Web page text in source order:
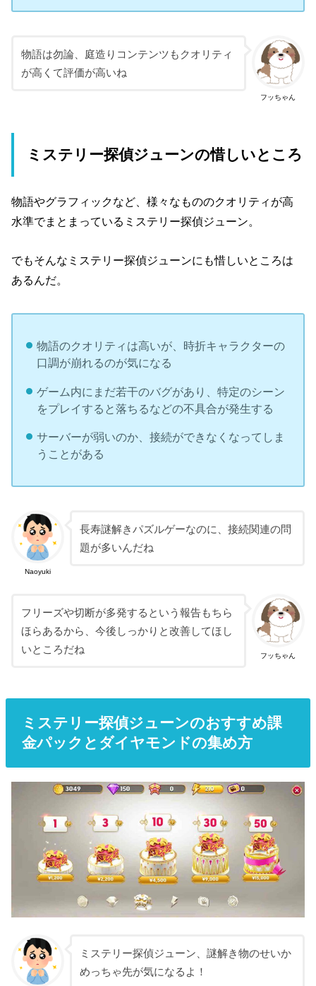
フッちゃん
物語は勿論、庭造りコンテンツもクオリティ
が高くて評価が高いね
ミステリー探偵ジューンの惜しいところ
物語やグラフィックなど、様々なもののクオリティが高
水準でまとまっているミステリー探偵ジューン。
でもそんなミステリー探偵ジューンにも惜しいところは
あるんだ。
物語のクオリティは高いが、時折キャラクターの
口調が崩れるのが気になる
ゲーム内にまだ若干のバグがあり、特定のシーン
をプレイすると落ちるなどの不具合が発生する
サーバーが弱いのか、接続ができなくなってしま
うことがある
Naoyuki
長寿謎解きパズルゲーなのに、接続関連の問
題が多いんだね
フッちゃん
フリーズや切断が多発するという報告もちら
ほらあるから、今後しっかりと改善してほし
いところだね
ミステリー探偵ジューンのおすすめ課
金パックとダイヤモンドの集め方
ミステリー探偵ジューン、謎解き物のせいか
めっちゃ先が気になるよ！